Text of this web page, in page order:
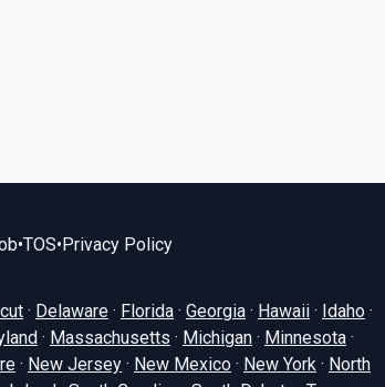
•TOS•Privacy Policy
· Delaware · Florida · Georgia · Hawaii · Idaho ·
· Massachusetts · Michigan · Minnesota ·
· New Jersey · New Mexico · New York · North